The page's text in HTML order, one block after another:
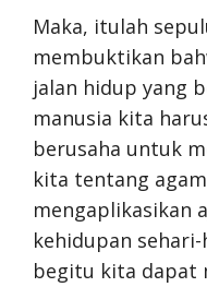
Maka, itulah
membuktikan
jalan hidup yang
manusia kita
berusaha untuk
kita tentang
mengaplikasikan
kehidupan
begitu kita dapat